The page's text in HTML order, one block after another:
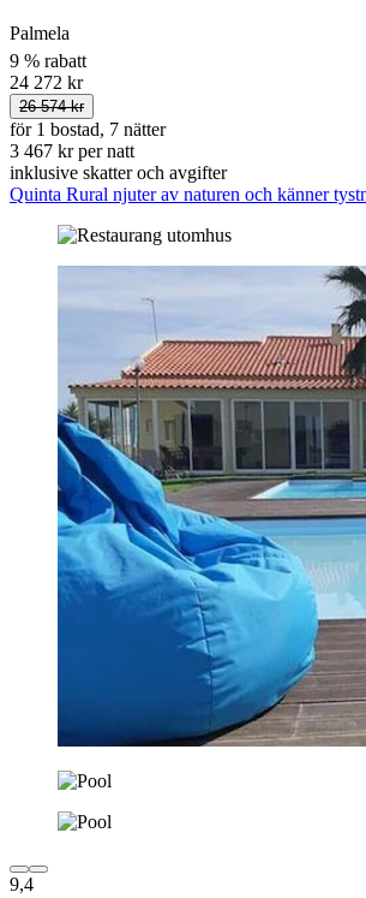
Palmela
9 % rabatt
24 272 kr
26 574 kr
för 1 bostad, 7 nätter
3 467 kr per natt
inklusive skatter och avgifter
Quinta Rural njuter av naturen och känner
9,4